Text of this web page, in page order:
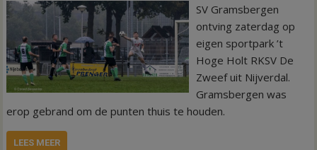
SV Gramsbergen
ontving zaterdag op
eigen sportpark ’t
Hoge Holt RKSV De
Zweef uit Nijverdal.
Gramsbergen was
erop gebrand om de punten thuis te houden.
LEES MEER